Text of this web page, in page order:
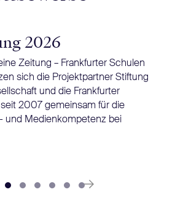
2026
Zeitung – Frankfurter Schulen
sich die Projektpartner Stiftung
und die Frankfurter
2007 gemeinsam für die
und Medienkompetenz bei